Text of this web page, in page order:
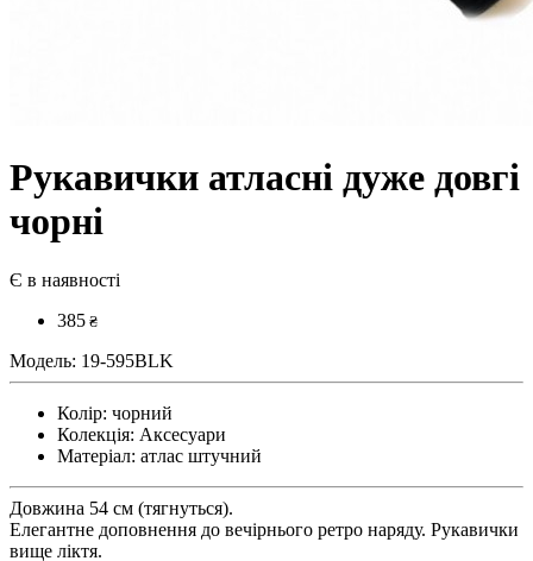
Рукавички атласні дуже довгі
чорні
Є в наявності
385 ₴
Модель: 19-595BLK
Колір: чорний
Колекція: Аксесуари
Матеріал: атлас штучний
Довжина 54 см (тягнуться).
Елегантне доповнення до вечірнього ретро наряду. Рукавички
вище ліктя.